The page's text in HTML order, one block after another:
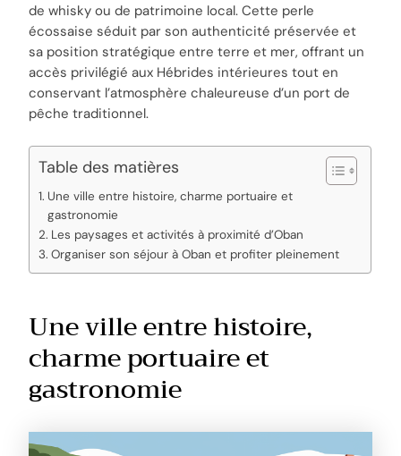
de whisky ou de patrimoine local. Cette perle
écossaise séduit par son authenticité préservée et
sa position stratégique entre terre et mer, offrant un
accès privilégié aux Hébrides intérieures tout en
conservant l’atmosphère chaleureuse d’un port de
pêche traditionnel.
Table des matières
Une ville entre histoire, charme portuaire et
gastronomie
Les paysages et activités à proximité d’Oban
Organiser son séjour à Oban et profiter pleinement
Une ville entre histoire,
charme portuaire et
gastronomie